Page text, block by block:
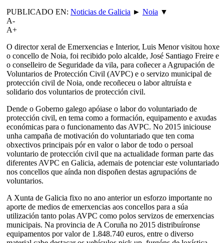
PUBLICADO EN: Noticias de Galicia ► Noia ▼
A-
A+
O director xeral de Emerxencias e Interior, Luis Menor visitou hoxe
o concello de Noia, foi recibido polo alcalde, José Santiago Freire e
o conselleiro de Seguridade da vila, para coñecer a Agrupación de
Voluntarios de Protección Civil (AVPC) e o servizo municipal de
protección civil de Noia, onde recoñeceu o labor altruísta e
solidario dos voluntarios de protección civil.
Dende o Goberno galego apóiase o labor do voluntariado de
protección civil, en tema como a formación, equipamento e axudas
económicas para o funcionamento das AVPC. No 2015 iniciouse
unha campaña de motivación do voluntariado que ten coma
obxectivos principais pór en valor o labor de todo o persoal
voluntario de protección civil que na actualidade forman parte das
diferentes AVPC en Galicia, ademais de potenciar este voluntariado
nos concellos que aínda non dispoñen destas agrupacións de
voluntarios.
A Xunta de Galicia fixo no ano anterior un esforzo importante no
aporte de medios de emerxencias aos concellos para a súa
utilización tanto polas AVPC como polos servizos de emerxencias
municipais. Na provincia de A Coruña no 2015 distribuíronse
equipamentos por valor de 1.848.740 euros, entre o diverso